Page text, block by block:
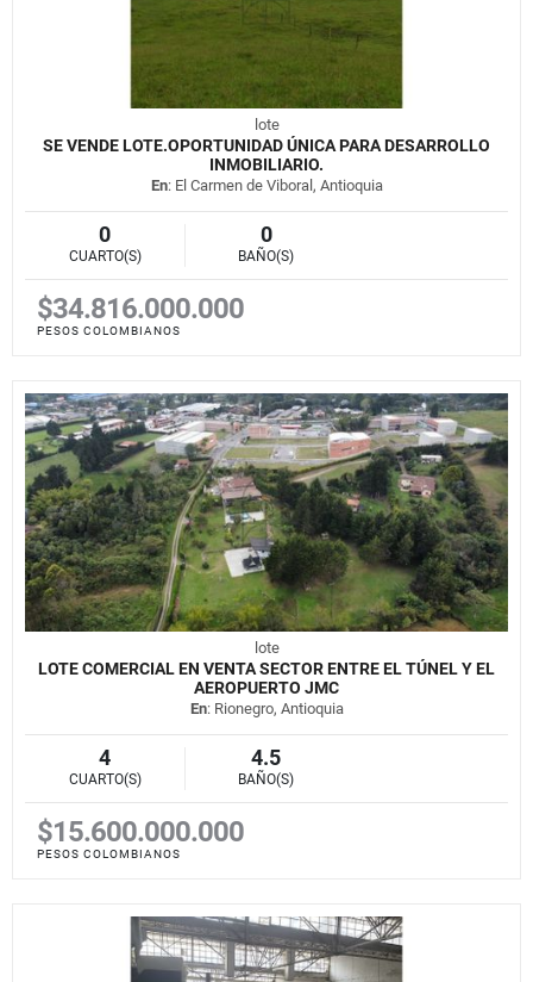
lote
SE VENDE LOTE.OPORTUNIDAD ÚNICA PARA DESARROLLO
INMOBILIARIO.
En: El Carmen de Viboral, Antioquia
0
CUARTO(S)
0
BAÑO(S)
$34.816.000.000
PESOS COLOMBIANOS
lote
LOTE COMERCIAL EN VENTA SECTOR ENTRE EL TÚNEL Y EL
AEROPUERTO JMC
En: Rionegro, Antioquia
4
CUARTO(S)
4.5
BAÑO(S)
$15.600.000.000
PESOS COLOMBIANOS